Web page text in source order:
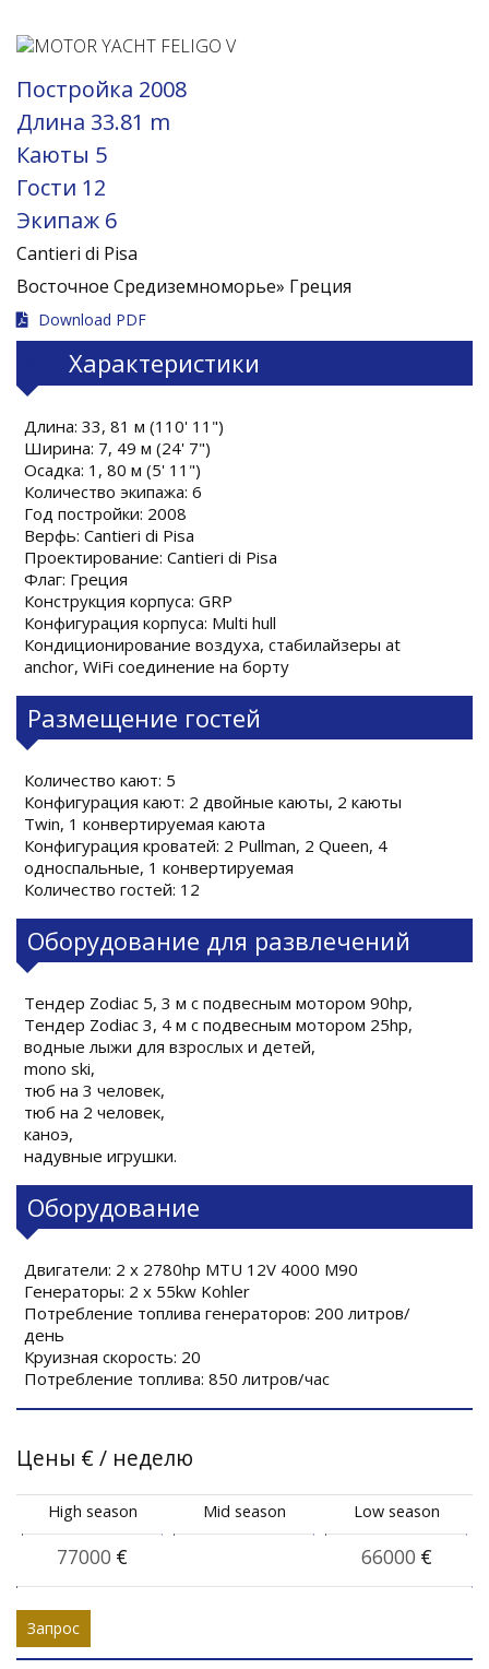
Постройка 2008
Длина 33.81 m
Каюты 5
Гости 12
Экипаж 6
Cantieri di Pisa
Восточное Средиземноморье» Греция
Download PDF
Характеристики
Длина: 33, 81 м (110' 11")
Ширина: 7, 49 м (24' 7")
Осадка: 1, 80 м (5' 11")
Количество экипажа: 6
Год постройки: 2008
Верфь: Cantieri di Pisa
Проектирование: Cantieri di Pisa
Флаг: Греция
Конструкция корпуса: GRP
Конфигурация корпуса: Multi hull
Кондиционирование воздуха, стабилайзеры at
anchor, WiFi соединение на борту
Размещение гостей
Количество кают: 5
Конфигурация кают: 2 двойные каюты, 2 каюты
Twin, 1 конвертируемая каюта
Конфигурация кроватей: 2 Pullman, 2 Queen, 4
односпальные, 1 конвертируемая
Количество гостей: 12
Оборудование для развлечений
Тендер Zodiac 5, 3 м с подвесным мотором 90hp,
Тендер Zodiac 3, 4 м с подвесным мотором 25hp,
водные лыжи для взрослых и детей,
mono ski,
тюб на 3 человек,
тюб на 2 человек,
каноэ,
надувные игрушки.
Оборудование
Двигатели: 2 x 2780hp MTU 12V 4000 M90
Генераторы: 2 x 55kw Kohler
Потребление топлива генераторов: 200 литров/
день
Круизная скорость: 20
Потребление топлива: 850 литров/час
Цены € / неделю
High season
77000 €
Mid season Low season
66000 €
Запрос